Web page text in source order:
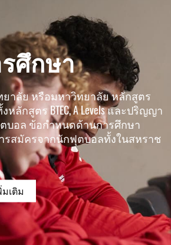
ศึกษา
าลัย หรือมหาวิทยาลัย หลักสูตร
กสูตร BTEC, A Levels และปริญญา
บอล ข้อกำหนดด้านการศึกษา
รสมัครจากนักฟุตบอลทั้งในสหราช
เติม